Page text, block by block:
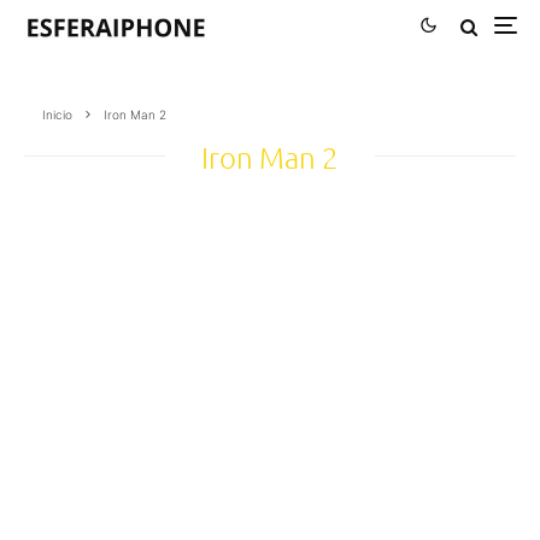
Inicio Iron Man 2
Iron Man 2